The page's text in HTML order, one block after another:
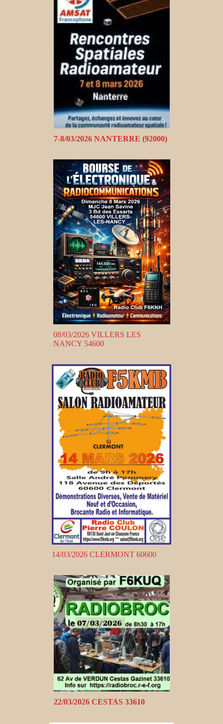
7-8/03/2026 NANTERRE (92000)
08/03/2026 VILLERS LES
NANCY 54600
14/03/2026 CLERMONT 60600
22/03/2026 CESTAS 33610